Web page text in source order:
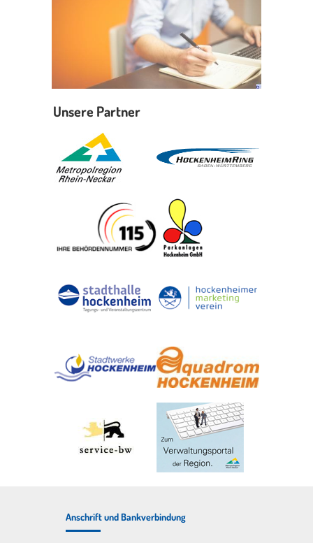
Spaß unter prickelnden Wasserfällen, das rauschende Meer im
Wellenbecken oder doch lieber die pure Entspannung auf der
Sprudelliege im Solebecken?
Unsere Partner
Anschrift und Bankverbindung